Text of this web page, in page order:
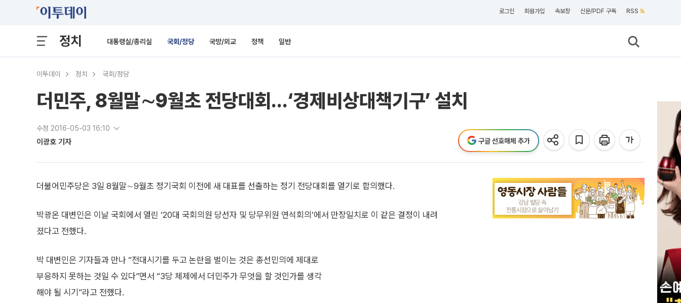
로그인 회원가입 속보창 신문/PDF 구독 RSS
정치 대통령실/총리실 국회/정당 국방/외교 정책 일반
이투데이 정치 국회/정당
더민주, 8월말∼9월초 전당대회…‘경제비상대책기구’ 설치
수정 2016-05-03 16:10
이광호 기자 구글 선호매체 추가
더불어민주당은 3일 8월말∼9월초 정기국회 이전에 새 대표를 선출하는 정기 전당대회를 열기로 합의했다.
박광온 대변인은 이날 국회에서 열린 ‘20대 국회의원 당선자 및 당무위원 연석회의’에서 만장일치로 이 같은 결정이 내려
졌다고 전했다.
박 대변인은 기자들과 만나 “전대시기를 두고 논란을 벌이는 것은 총선민의에 제대로
부응하지 못하는 것일 수 있다”면서 “3당 체제에서 더민주가 무엇을 할 것인가를 생각
해야 될 시기”라고 전했다.